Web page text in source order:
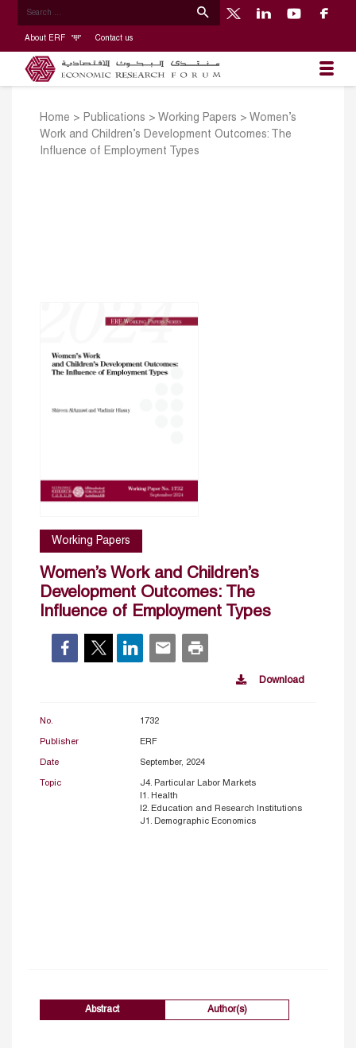
About ERF Contact us
Home > Publications > Working Papers > Women’s
Work and Children’s Development Outcomes: The
Influence of Employment Types
Working Papers
Women’s Work and Children’s
Development Outcomes: The
Influence of Employment Types
Download
No. 1732
Publisher ERF
Date September, 2024
Topic
J4. Particular Labor Markets
I1. Health
I2. Education and Research Institutions
J1. Demographic Economics
Abstract Author(s)